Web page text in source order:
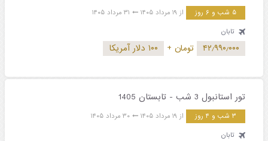
۵ شب و ۶ روز از ۱۹ مرداد ۱۴۰۵
۳۱ مرداد ۱۴۰۵
تابان
۴۲٫۹۹۰٫۰۰۰ تومان + ۱۰۰ دلار آمریکا
تور استانبول 3 شب - تابستان 1405
۳ شب و ۴ روز از ۱۹ مرداد ۱۴۰۵
۳۰ مرداد ۱۴۰۵
تابان